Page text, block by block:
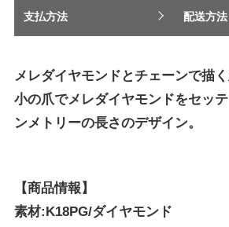
支払方法 配送方
メレダイヤモンドとチェーンで描
小の爪でメレダイヤモンドをセッ
ンメトリーの長さのデザイン。
【商品情報】
素材:K18PG/ダイヤモンド